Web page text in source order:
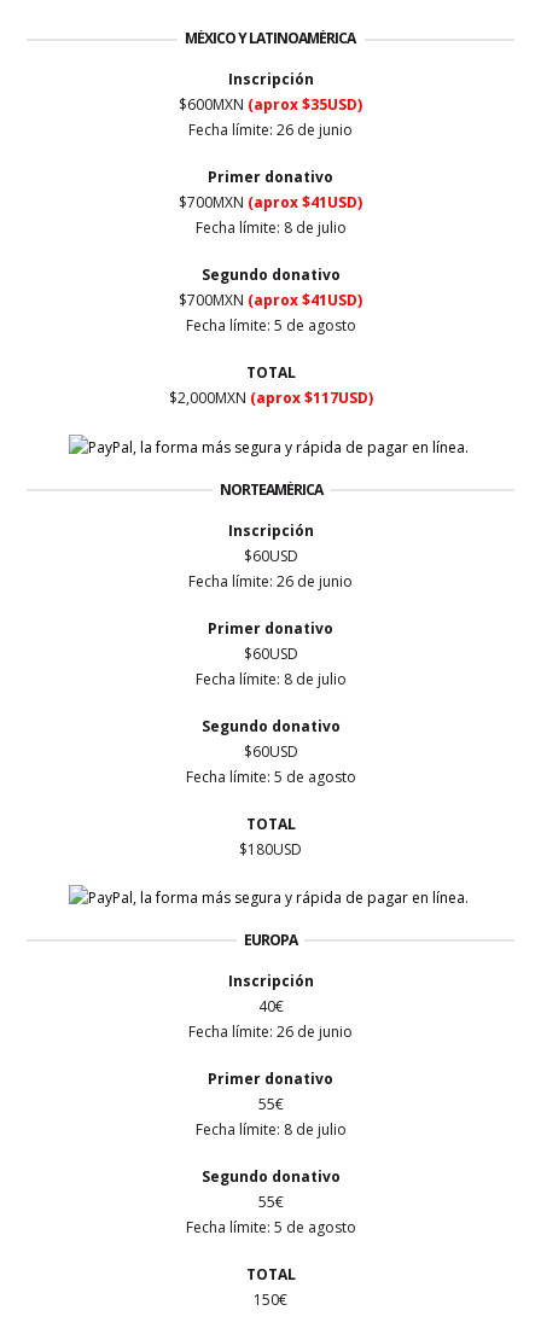
MÉXICO Y LATINOAMÉRICA
Inscripción
$600MXN (aprox $35USD)
Fecha límite: 26 de junio
Primer donativo
$700MXN (aprox $41USD)
Fecha límite: 8 de julio
Segundo donativo
$700MXN (aprox $41USD)
Fecha límite: 5 de agosto
TOTAL
$2,000MXN (aprox $117USD)
NORTEAMÉRICA
Inscripción
$60USD
Fecha límite: 26 de junio
Primer donativo
$60USD
Fecha límite: 8 de julio
Segundo donativo
$60USD
Fecha límite: 5 de agosto
TOTAL
$180USD
EUROPA
Inscripción
40€
Fecha límite: 26 de junio
Primer donativo
55€
Fecha límite: 8 de julio
Segundo donativo
55€
Fecha límite: 5 de agosto
TOTAL
150€